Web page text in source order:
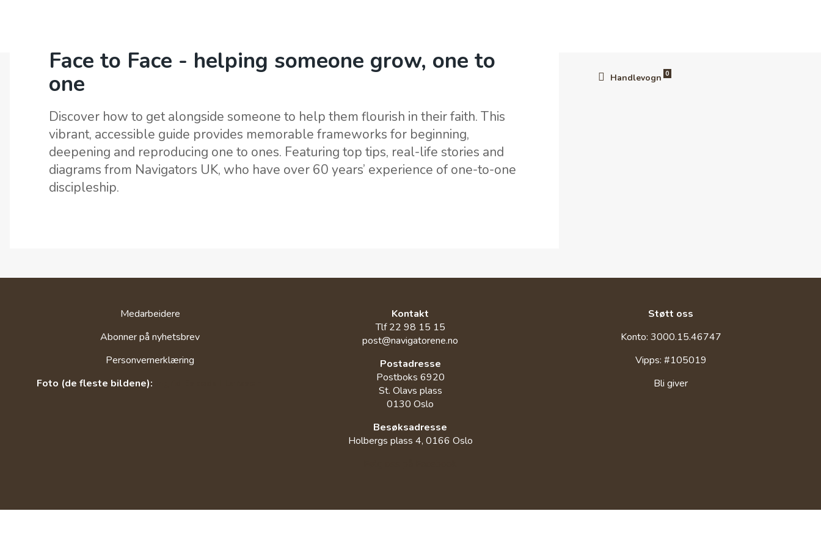
Face to Face - helping someone grow, one to
one
Discover how to get alongside someone to help them flourish in their faith. This
vibrant, accessible guide provides memorable frameworks for beginning,
deepening and reproducing one to ones. Featuring top tips, real-life stories and
diagrams from Navigators UK, who have over 60 years’ experience of one-to-one
discipleship.
Handlevogn 0
Medarbeidere
Abonner på nyhetsbrev
Personvernerklæring
Foto (de fleste bildene):
Kontakt
Tlf 22 98 15 15
post@navigatorene.no
Postadresse
Postboks 6920
St. Olavs plass
0130 Oslo
Besøksadresse
Holbergs plass 4, 0166 Oslo
Støtt oss
Konto: 3000.15.46747
Vipps: #105019
Bli giver